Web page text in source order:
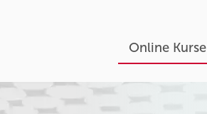
Online Kurse